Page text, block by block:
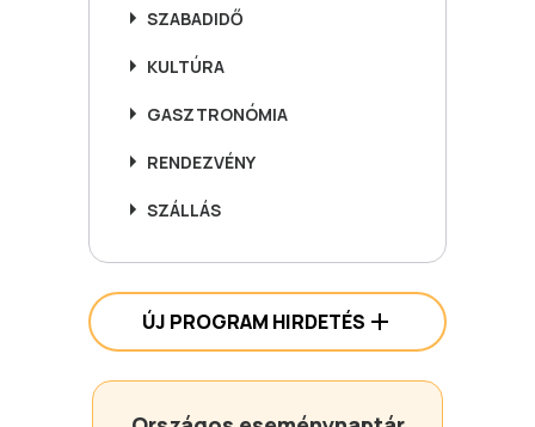
SZABADIDŐ
KULTÚRA
GASZTRONÓMIA
RENDEZVÉNY
SZÁLLÁS
ÚJ PROGRAM HIRDETÉS